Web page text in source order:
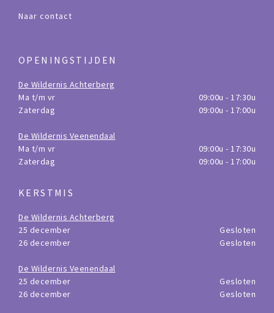
Naar contact
OPENINGSTIJDEN
De Wildernis Achterberg
Ma t/m vr
09:00u - 17:30u
Zaterdag
09:00u - 17:00u
De Wildernis Veenendaal
Ma t/m vr
09:00u - 17:30u
Zaterdag
09:00u - 17:00u
KERSTMIS
De Wildernis Achterberg
25 december
Gesloten
26 december
Gesloten
De Wildernis Veenendaal
25 december
Gesloten
26 december
Gesloten